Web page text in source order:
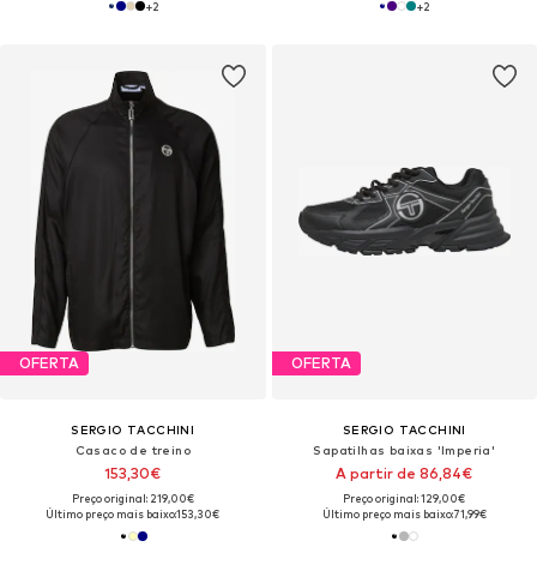
+2 +2
OFERTA
SERGIO TACCHINI
Casaco de treino
153,30€
Preço original: 219,00€
Último preço mais baixo:153,30€
OFERTA
SERGIO TACCHINI
Sapatilhas baixas 'Imperia'
A partir de 86,84€
Preço original: 129,00€
Último preço mais baixo:71,99€